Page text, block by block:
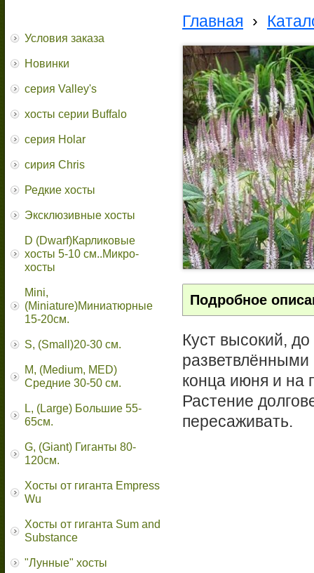
Условия заказа
Новинки
серия Valley's
хосты серии Buffalo
серия Holar
сирия Chris
Редкие хосты
Эксклюзивные хосты
D (Dwarf)Карликовые
хосты 5-10 см..Микро-
хосты
Mini,
(Miniature)Миниатюрные
15-20см.
S, (Small)20-30 см.
M, (Medium, MED)
Средние 30-50 см.
L, (Large) Большие 55-
65cм.
G, (Giant) Гиганты 80-
120см.
Хосты от гиганта Empress
Wu
Хосты от гиганта Sum and
Substance
"Лунные" хосты
Главная ›
Подробное
Куст высокий,
конца июня и на
Растение
пересаживать.